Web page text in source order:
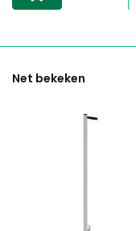
Net bekeken